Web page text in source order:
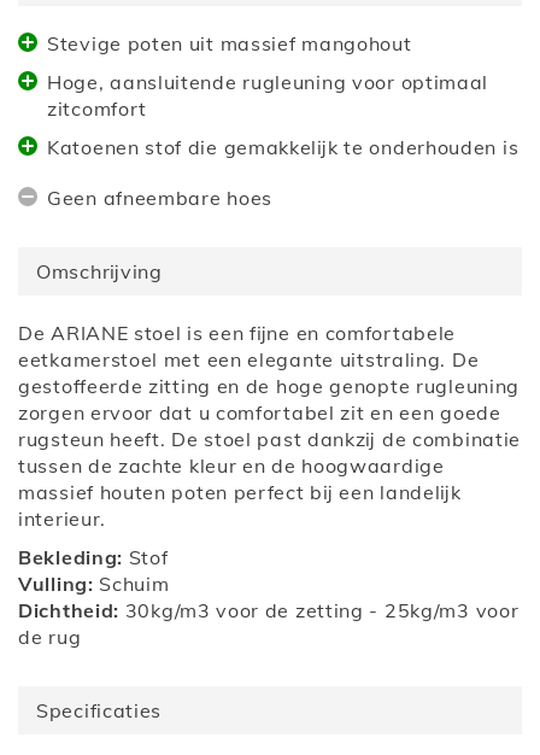
Stevige poten uit massief mangohout
Hoge, aansluitende rugleuning voor optimaal
zitcomfort
Katoenen stof die gemakkelijk te onderhouden is
Geen afneembare hoes
Omschrijving
De ARIANE stoel is een fijne en comfortabele
eetkamerstoel met een elegante uitstraling. De
gestoffeerde zitting en de hoge genopte rugleuning
zorgen ervoor dat u comfortabel zit en een goede
rugsteun heeft. De stoel past dankzij de combinatie
tussen de zachte kleur en de hoogwaardige
massief houten poten perfect bij een landelijk
interieur.
Bekleding: Stof
Vulling: Schuim
Dichtheid: 30kg/m3 voor de zetting - 25kg/m3 voor
de rug
Specificaties